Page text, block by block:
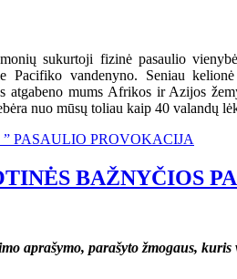
sukurtoji fizinė pasaulio vienybė
Pacifiko vandenyno. Seniau
atgabeno mums Afrikos ir Azijos
nuo mūsų toliau kaip 40 valandų
” PASAULIO PROVOKACIJA
BAŽNYČIOS
aprašymo, parašyto žmogaus,